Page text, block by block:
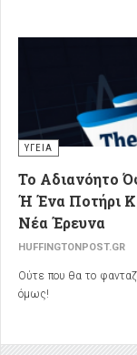
ΥΓΕΙΑ
Το Αδιανόητο
Ή Ένα Ποτήρι
Νέα Έρευνα
HUFFINGTONPOST.GR
Ούτε που θα το
όμως!